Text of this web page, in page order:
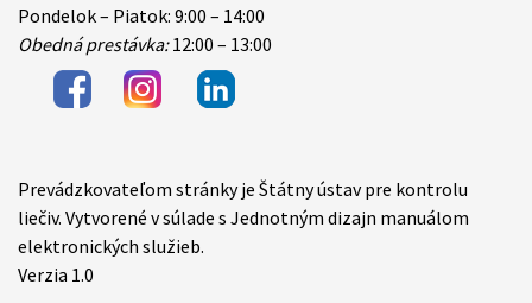
Pondelok – Piatok: 9:00 – 14:00
Obedná prestávka:12:00 – 13:00
Items
Prevádzkovateľom stránky je Štátny ústav pre kontrolu
liečiv. Vytvorené v súlade s Jednotným dizajn manuálom
elektronických služieb.
Verzia 1.0